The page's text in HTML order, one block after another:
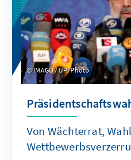
IMAGO / UPI Photo
Von Wächterrat,